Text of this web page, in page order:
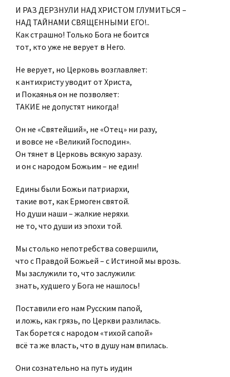
И РАЗ ДЕРЗНУЛИ НАД ХРИСТОМ ГЛУМИТЬСЯ –
НАД ТАЙНАМИ СВЯЩЕННЫМИ ЕГО!..
Как страшно! Только Бога не боится
тот, кто уже не верует в Него.
Не верует, но Церковь возглавляет:
к антихристу уводит от Христа,
и Покаянья он не позволяет:
ТАКИЕ не допустят никогда!
Он не «Святейший», не «Отец» ни разу,
и вовсе не «Великий Господин».
Он тянет в Церковь всякую заразу.
и он с народом Божьим – не един!
Едины были Божьи патриархи,
такие вот, как Ермоген святой.
Но души наши – жалкие неряхи.
не то, что души из эпохи той.
Мы столько непотребства совершили,
что с Правдой Божьей – с Истиной мы врозь.
Мы заслужили то, что заслужили:
знать, худшего у Бога не нашлось!
Поставили его нам Русским папой,
и ложь, как грязь, по Церкви разлилась.
Так борется с народом «тихой сапой»
всё та же власть, что в душу нам впилась.
Они сознательно на путь иудин